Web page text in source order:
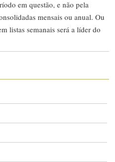
em questão, e não pela
mensais ou anual. Ou
listas semanais será a líder do